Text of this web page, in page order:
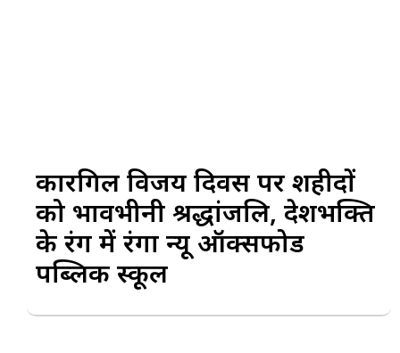
कारगिल विजय दिवस पर शहीदों
को भावभीनी श्रद्धांजलि, देशभक्ति
के रंग में रंगा न्यू ऑक्सफोर्ड
पब्लिक स्कूल